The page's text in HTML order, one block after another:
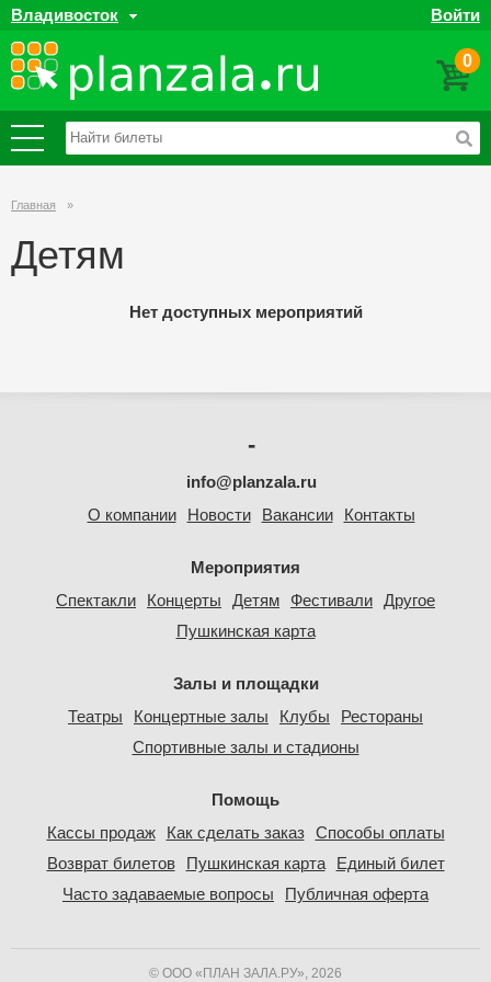
Владивосток Войти
0
Главная »
Детям
Нет доступных мероприятий
Мероприятия
Спектакли
Концерты Детям Фестивали Другое
Пушкинская карта
Залы и площадки
Театры
Концертные залы Клубы
Рестораны
Спортивные залы и стадионы
Помощь
Кассы продаж
Как сделать заказ
Способы оплаты
Возврат билетов
Пушкинская карта
Единый билет
Часто задаваемые вопросы
Публичная оферта
-
info@planzala.ru
О компании
Новости Вакансии Контакты
© ООО «ПЛАН ЗАЛА.РУ», 2026